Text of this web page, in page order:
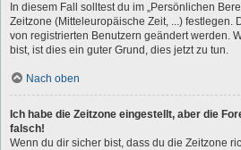
In diesem Fall solltest du im „Persönlichen
Zeitzone (Mitteleuropäische Zeit, ...) festlegen.
von registrierten Benutzern geändert werden.
bist, ist dies ein guter Grund, dies jetzt zu tun.
Nach oben
Ich habe die Zeitzone eingestellt, aber die
falsch!
Wenn du dir sicher bist, dass du die Zeitzone